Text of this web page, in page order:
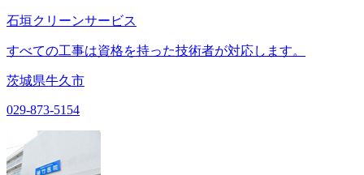
石垣クリーンサービス
すべての工事は資格を持った技術者が対応します。
茨城県牛久市
029-873-5154